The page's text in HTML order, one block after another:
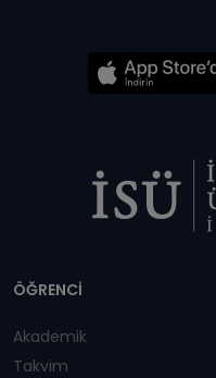
ÖĞRENCİ
Akademik
Takvim